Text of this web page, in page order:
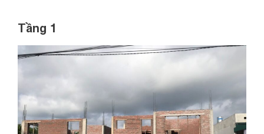
Tầng 1